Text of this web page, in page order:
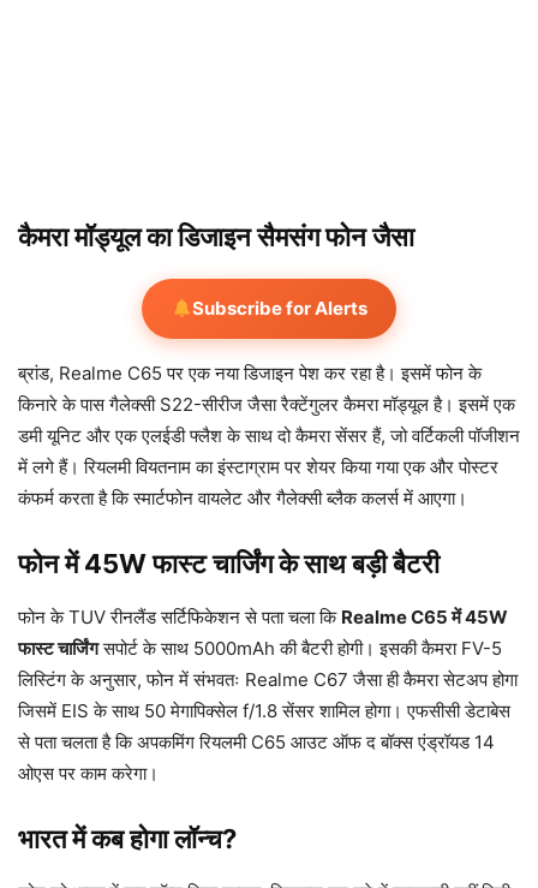
कैमरा मॉड्यूल का डिजाइन सैमसंग फोन जैसा
Subscribe for Alerts
ब्रांड, Realme C65 पर एक नया डिजाइन पेश कर रहा है। इसमें फोन के
किनारे के पास गैलेक्सी S22-सीरीज जैसा रैक्टेंगुलर कैमरा मॉड्यूल है। इसमें एक
डमी यूनिट और एक एलईडी फ्लैश के साथ दो कैमरा सेंसर हैं, जो वर्टिकली पॉजीशन
में लगे हैं। रियलमी वियतनाम का इंस्टाग्राम पर शेयर किया गया एक और पोस्टर
कंफर्म करता है कि स्मार्टफोन वायलेट और गैलेक्सी ब्लैक कलर्स में आएगा।
फोन में 45W फास्ट चार्जिंग के साथ बड़ी बैटरी
फोन के TUV रीनलैंड सर्टिफिकेशन से पता चला कि Realme C65 में 45W
फास्ट चार्जिंगसपोर्ट के साथ 5000mAh की बैटरी होगी। इसकी कैमरा FV-5
लिस्टिंग के अनुसार, फोन में संभवतः Realme C67 जैसा ही कैमरा सेटअप होगा
जिसमें EIS के साथ 50 मेगापिक्सेल f/1.8 सेंसर शामिल होगा। एफसीसी डेटाबेस
से पता चलता है कि अपकमिंग रियलमी C65 आउट ऑफ द बॉक्स एंड्रॉयड 14
ओएस पर काम करेगा।
भारत में कब होगा लॉन्च?